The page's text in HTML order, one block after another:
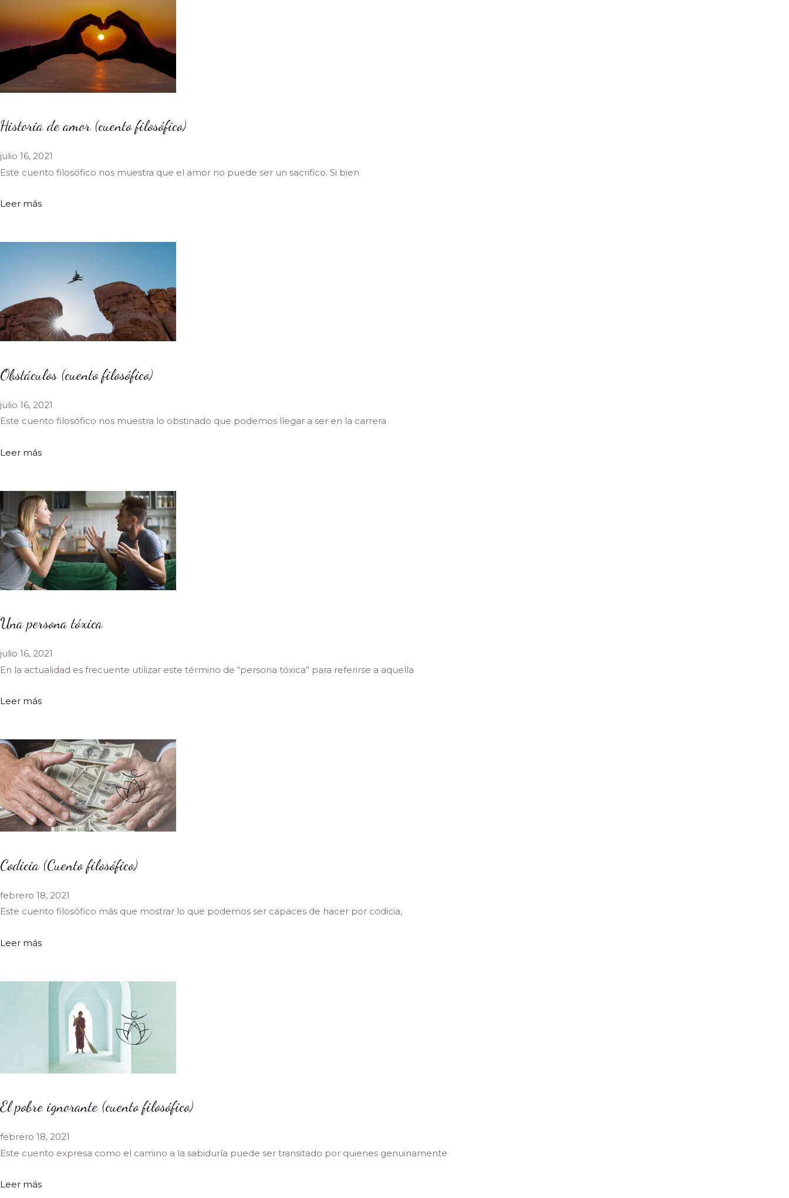
Historia de amor (cuento filosófico)
julio 16, 2021
Este cuento filosófico nos muestra que el amor no puede ser un sacrifico. Si bien
Leer más
Obstáculos (cuento filosófico)
julio 16, 2021
Este cuento filosófico nos muestra lo obstinado que podemos llegar a ser en la carrera
Leer más
Una persona tóxica
julio 16, 2021
En la actualidad es frecuente utilizar este término de “persona tóxica” para referirse a aquella
Leer más
Codicia (Cuento filosófico)
febrero 18, 2021
Este cuento filosófico más que mostrar lo que podemos ser capaces de hacer por codicia,
Leer más
El pobre ignorante (cuento filosófico)
febrero 18, 2021
Este cuento expresa como el camino a la sabiduría puede ser transitado por quienes genuinamente
Leer más